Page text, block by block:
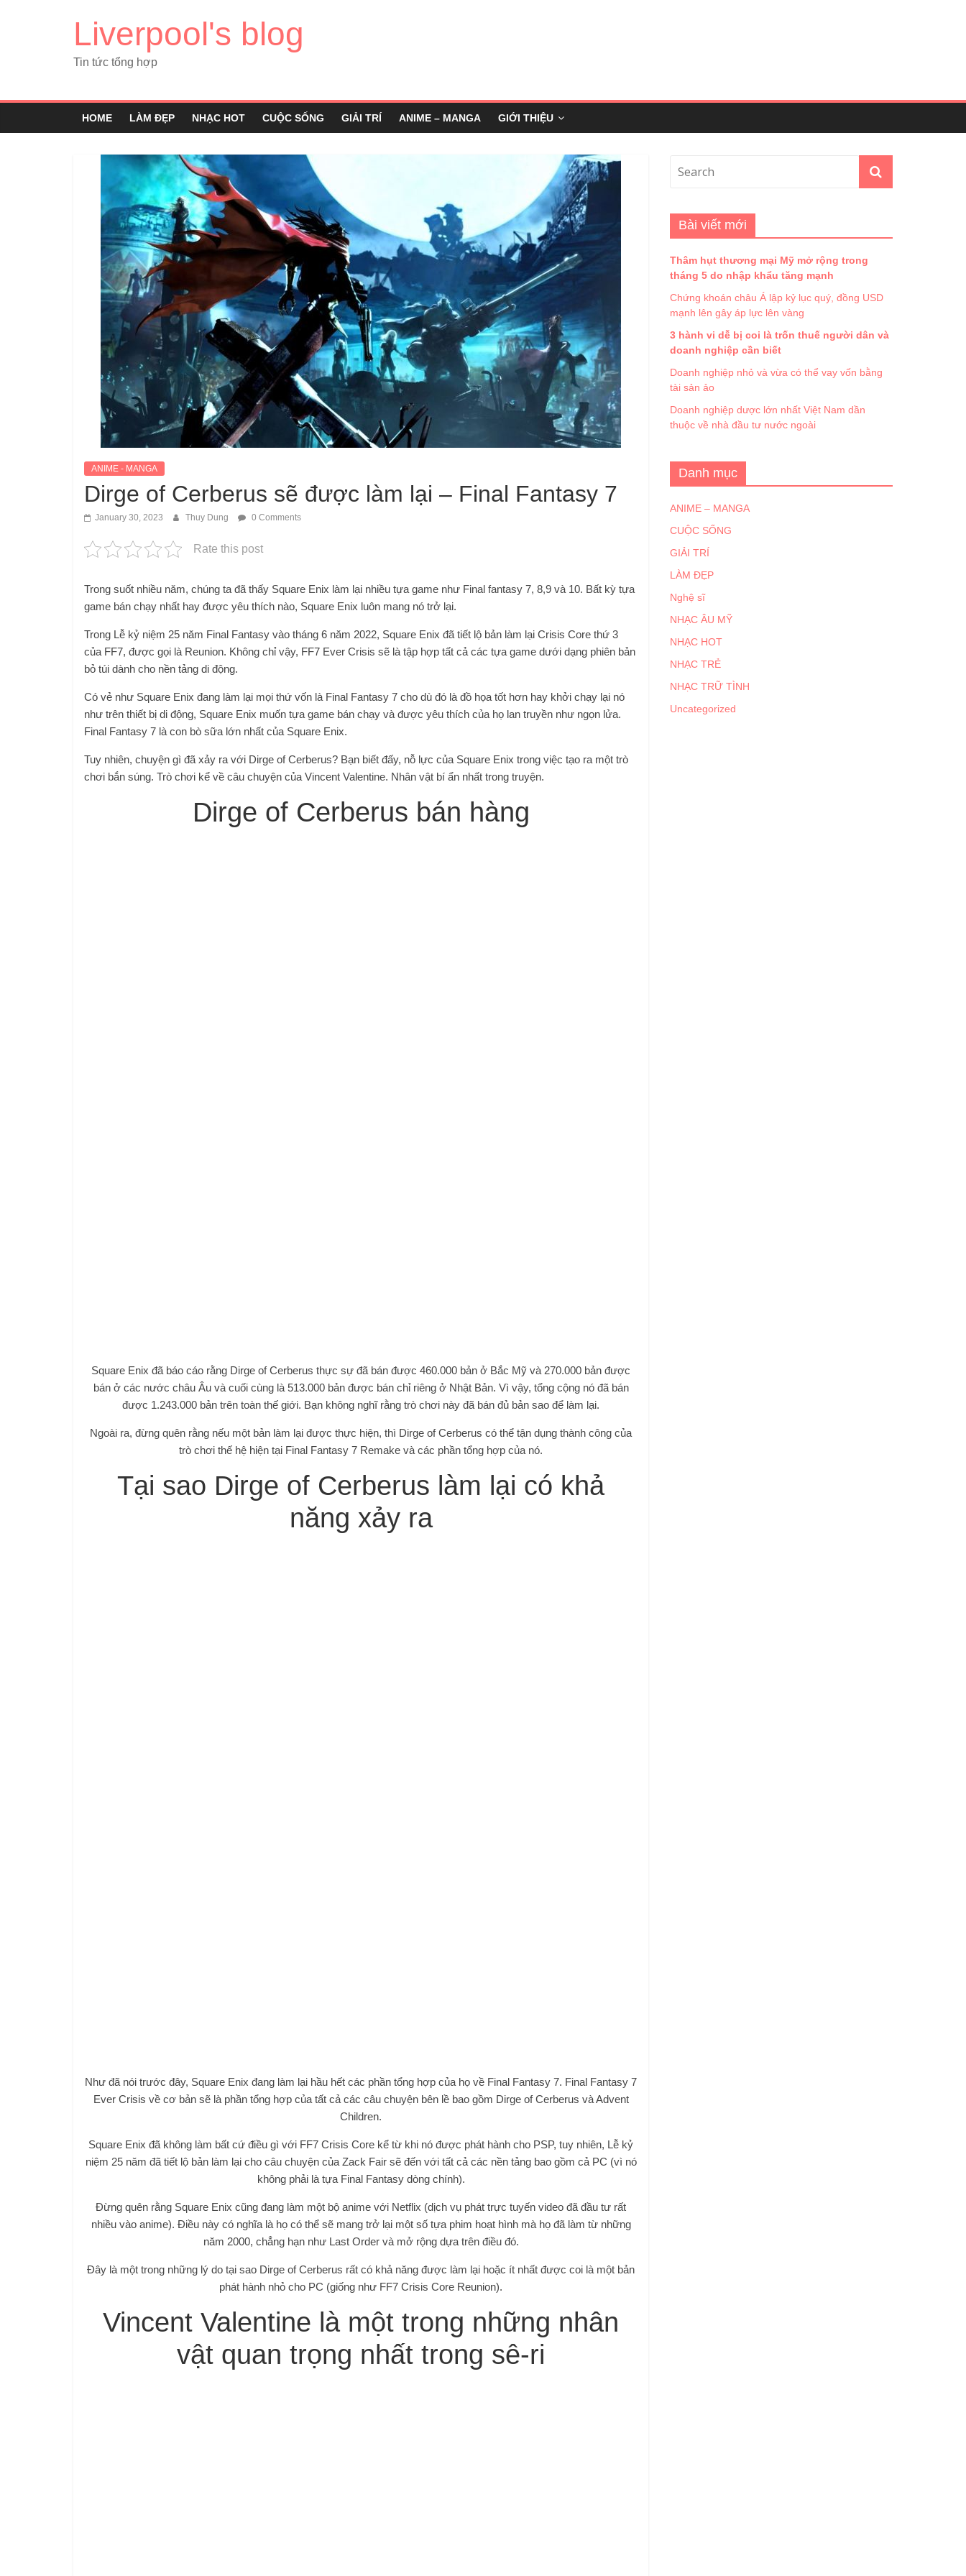
Liverpool's blog
Tin tức tổng hợp
HOME LÀM ĐẸP NHẠC HOT CUỘC SỐNG GIẢI TRÍ ANIME – MANGA GIỚI THIỆU
ANIME - MANGA
Dirge of Cerberus sẽ được làm lại – Final Fantasy 7
January 30, 2023 Thuy Dung 0 Comments
Rate this post
Trong suốt nhiều năm, chúng ta đã thấy Square Enix làm lại nhiều tựa game như Final fantasy 7, 8,9 và 10. Bất kỳ tựa
game bán chạy nhất hay được yêu thích nào, Square Enix luôn mang nó trở lại.
Trong Lễ kỷ niệm 25 năm Final Fantasy vào tháng 6 năm 2022, Square Enix đã tiết lộ bản làm lại Crisis Core thứ 3
của FF7, được gọi là Reunion. Không chỉ vậy, FF7 Ever Crisis sẽ là tập hợp tất cả các tựa game dưới dạng phiên bản
bỏ túi dành cho nền tảng di động.
Có vẻ như Square Enix đang làm lại mọi thứ vốn là Final Fantasy 7 cho dù đó là đồ họa tốt hơn hay khởi chạy lại nó
như trên thiết bị di động, Square Enix muốn tựa game bán chạy và được yêu thích của họ lan truyền như ngọn lửa.
Final Fantasy 7 là con bò sữa lớn nhất của Square Enix.
Tuy nhiên, chuyện gì đã xảy ra với Dirge of Cerberus? Bạn biết đấy, nỗ lực của Square Enix trong việc tạo ra một trò
chơi bắn súng. Trò chơi kể về câu chuyện của Vincent Valentine. Nhân vật bí ẩn nhất trong truyện.
Dirge of Cerberus bán hàng
Square Enix đã báo cáo rằng Dirge of Cerberus thực sự đã bán được 460.000 bản ở Bắc Mỹ và 270.000 bản được
bán ở các nước châu Âu và cuối cùng là 513.000 bản được bán chỉ riêng ở Nhật Bản. Vì vậy, tổng cộng nó đã bán
được 1.243.000 bản trên toàn thế giới. Bạn không nghĩ rằng trò chơi này đã bán đủ bản sao để làm lại.
Ngoài ra, đừng quên rằng nếu một bản làm lại được thực hiện, thì Dirge of Cerberus có thể tận dụng thành công của
trò chơi thế hệ hiện tại Final Fantasy 7 Remake và các phần tổng hợp của nó.
Tại sao Dirge of Cerberus làm lại có khả
năng xảy ra
Như đã nói trước đây, Square Enix đang làm lại hầu hết các phần tổng hợp của họ về Final Fantasy 7. Final Fantasy 7
Ever Crisis về cơ bản sẽ là phần tổng hợp của tất cả các câu chuyện bên lề bao gồm Dirge of Cerberus và Advent
Children.
Square Enix đã không làm bất cứ điều gì với FF7 Crisis Core kể từ khi nó được phát hành cho PSP, tuy nhiên, Lễ kỷ
niệm 25 năm đã tiết lộ bản làm lại cho câu chuyện của Zack Fair sẽ đến với tất cả các nền tảng bao gồm cả PC (vì nó
không phải là tựa Final Fantasy dòng chính).
Đừng quên rằng Square Enix cũng đang làm một bộ anime với Netflix (dịch vụ phát trực tuyến video đã đầu tư rất
nhiều vào anime). Điều này có nghĩa là họ có thể sẽ mang trở lại một số tựa phim hoạt hình mà họ đã làm từ những
năm 2000, chẳng hạn như Last Order và mở rộng dựa trên điều đó.
Đây là một trong những lý do tại sao Dirge of Cerberus rất có khả năng được làm lại hoặc ít nhất được coi là một bản
phát hành nhỏ cho PC (giống như FF7 Crisis Core Reunion).
Vincent Valentine là một trong những nhân
vật quan trọng nhất trong sê-ri
Bài viết mới
Thâm hụt thương mại Mỹ mở rộng trong
tháng 5 do nhập khẩu tăng mạnh
Chứng khoán châu Á lập kỷ lục quý, đồng USD
mạnh lên gây áp lực lên vàng
3 hành vi dễ bị coi là trốn thuế người dân và
doanh nghiệp cần biết
Doanh nghiệp nhỏ và vừa có thể vay vốn bằng
tài sản ảo
Doanh nghiệp dược lớn nhất Việt Nam dần
thuộc về nhà đầu tư nước ngoài
Danh mục
ANIME – MANGA
CUỘC SỐNG
GIẢI TRÍ
LÀM ĐẸP
Nghệ sĩ
NHẠC ÂU MỸ
NHẠC HOT
NHẠC TRẺ
NHẠC TRỮ TÌNH
Uncategorized